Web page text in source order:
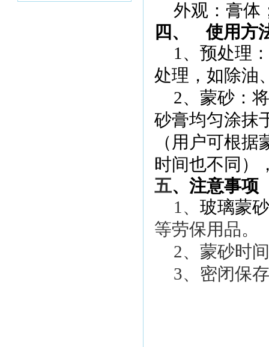
外观：膏体
四、
使用方
1 、预处理
处理，如除油
2、蒙砂：
砂膏均匀涂抹
（用户可根
时间也不同）
五、注意事项
1 、 玻璃蒙
等劳保用品。
2、蒙砂时
3、密闭保